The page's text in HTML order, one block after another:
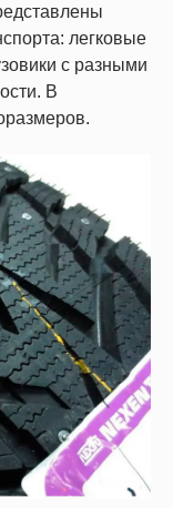
легковые
с разными
В